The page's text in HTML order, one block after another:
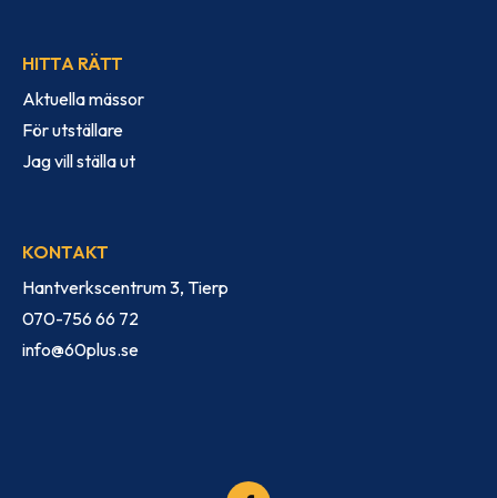
HITTA RÄTT
Aktuella mässor
För utställare
Jag vill ställa ut
KONTAKT
Hantverkscentrum 3, Tierp
070-756 66 72
info@60plus.se